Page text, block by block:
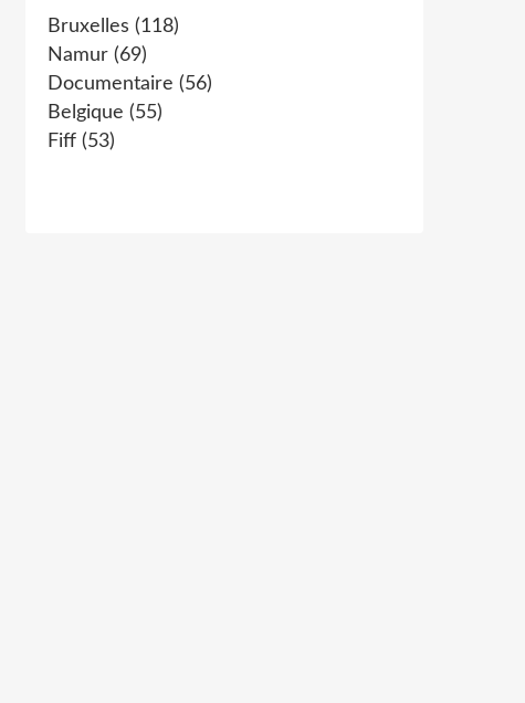
Bruxelles (118)
Namur (69)
Documentaire (56)
Belgique (55)
Fiff (53)